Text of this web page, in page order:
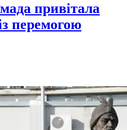
привітала
перемогою